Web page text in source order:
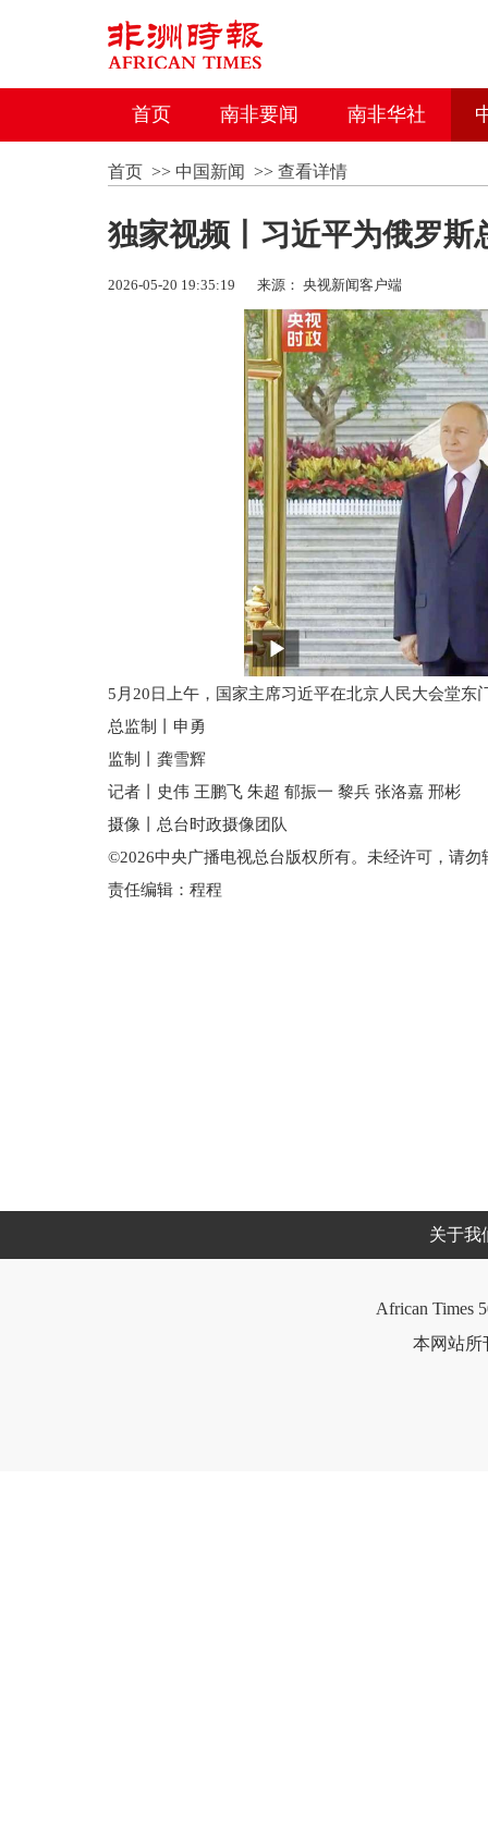
首页 南非要闻 南非华社
首页>> 中国新闻 >> 查看详情
独家视频丨习近平为俄罗斯
2026-05-20 19:35:19 来源： 央视新闻客户端
5月20日上午，国家主席习近平在北京人民大会堂
总监制丨申勇
监制丨龚雪辉
记者丨史伟 王鹏飞 朱超 郁振一 黎兵 张洛嘉 邢彬
摄像丨总台时政摄像团队
©2026中央广播电视总台版权所有。未经许可，请勿
责任编辑：程程
关于我
African Times
本网站所